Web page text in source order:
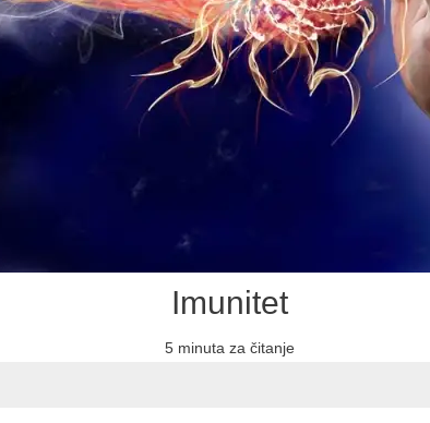
Imunitet
5 minuta za čitanje